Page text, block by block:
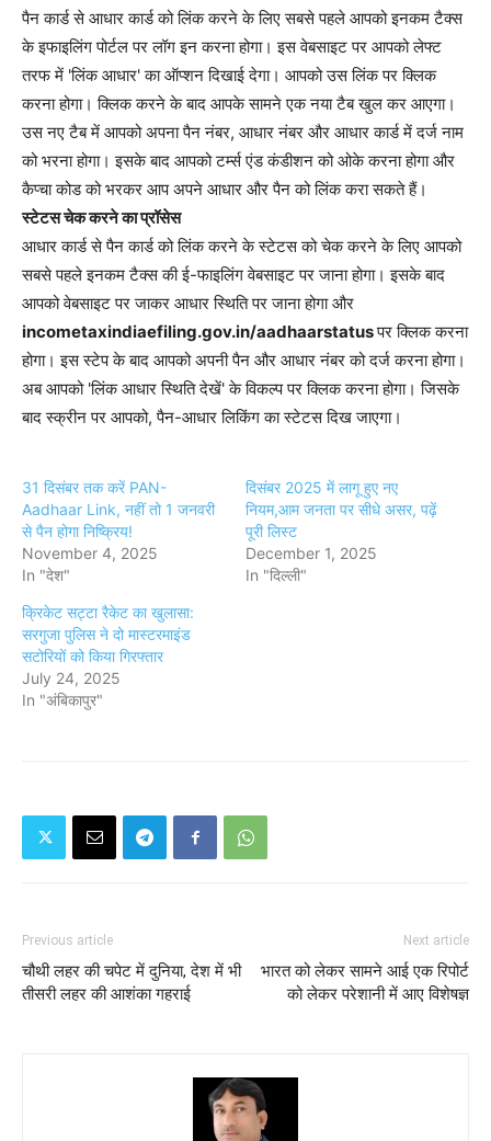
पैन कार्ड से आधार कार्ड को लिंक करने के लिए सबसे पहले आपको इनकम टैक्स
के इफाइलिंग पोर्टल पर लॉग इन करना होगा। इस वेबसाइट पर आपको लेफ्ट
तरफ में 'लिंक आधार' का ऑप्शन दिखाई देगा। आपको उस लिंक पर क्लिक
करना होगा। क्लिक करने के बाद आपके सामने एक नया टैब खुल कर आएगा।
उस नए टैब में आपको अपना पैन नंबर, आधार नंबर और आधार कार्ड में दर्ज नाम
को भरना होगा। इसके बाद आपको टर्म्स एंड कंडीशन को ओके करना होगा और
कैप्चा कोड को भरकर आप अपने आधार और पैन को लिंक करा सकते हैं।
स्टेटस चेक करने का प्रॉसेस
आधार कार्ड से पैन कार्ड को लिंक करने के स्टेटस को चेक करने के लिए आपको
सबसे पहले इनकम टैक्स की ई-फाइलिंग वेबसाइट पर जाना होगा। इसके बाद
आपको वेबसाइट पर जाकर आधार स्थिति पर जाना होगा और
incometaxindiaefiling.gov.in/aadhaarstatusपर क्लिक करना
होगा। इस स्टेप के बाद आपको अपनी पैन और आधार नंबर को दर्ज करना होगा।
अब आपको 'लिंक आधार स्थिति देखें' के विकल्प पर क्लिक करना होगा। जिसके
बाद स्क्रीन पर आपको, पैन-आधार लिकिंग का स्टेटस दिख जाएगा।
31 दिसंबर तक करें PAN-
Aadhaar Link, नहीं तो 1 जनवरी
से पैन होगा निष्क्रिय!
November 4, 2025
In "देश"
दिसंबर 2025 में लागू हुए नए
नियम,आम जनता पर सीधे असर, पढ़ें
पूरी लिस्ट
December 1, 2025
In "दिल्ली"
क्रिकेट सट्टा रैकेट का खुलासा:
सरगुजा पुलिस ने दो मास्टरमाइंड
सटोरियों को किया गिरफ्तार
July 24, 2025
In "अंबिकापुर"
Previous article
चौथी लहर की चपेट में दुनिया, देश में भी
तीसरी लहर की आशंका गहराई
Next article
भारत को लेकर सामने आई एक रिपोर्ट
को लेकर परेशानी में आए विशेषज्ञ